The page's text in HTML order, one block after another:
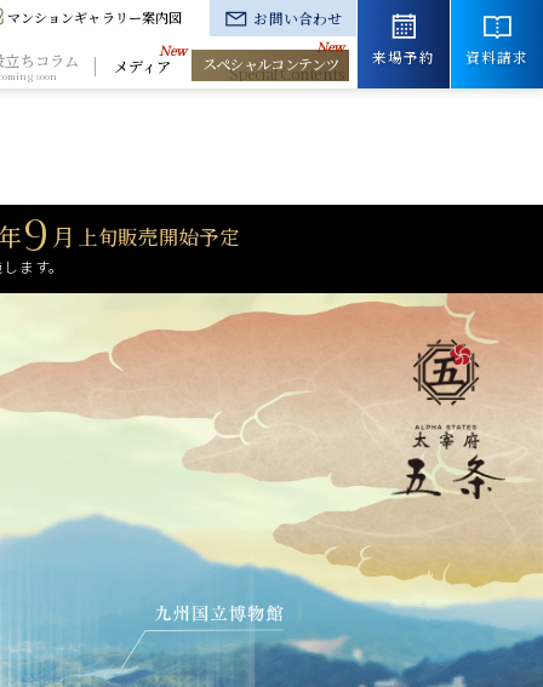
マンションギャラリー案内図
お問い合わせ
来場予約
資料請求
立ちコラム メディア スペシャルコンテンツ
9 月 上旬販売開始予定
ます。